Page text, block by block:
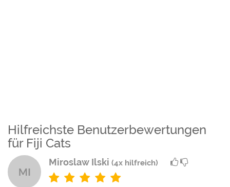
Hilfreichste Benutzerbewertungen
für Fiji Cats
MI
Miroslaw Ilski (4x hilfreich)